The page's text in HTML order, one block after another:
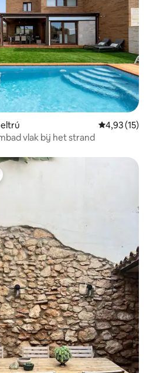
Gemiddelde
4,93 (15)
vlak bij het strand